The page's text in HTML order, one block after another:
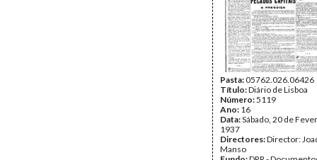
Pasta:05762.026.06426
Título:Diário de Lisboa
Número:5119
Ano: 16
Data:Sábado, 20 de
1937
Directores:Director:
Manso